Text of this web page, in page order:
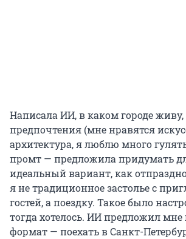
Написала ИИ, в каком городе живу,
предпочтения (мне нравятся
архитектура, я люблю много
промт — предложила придумать
идеальный вариант, как
я не традиционное застолье с
гостей, а поездку. Такое было
тогда хотелось. ИИ предложил мне
формат — поехать в Санкт-